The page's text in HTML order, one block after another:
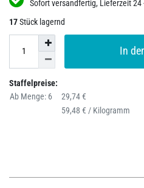
Sofort versandfertig, Lieferzeit 24
17Stück lagernd
In
Staffelpreise:
Ab Menge: 6
29,74 €
59,48 € / Kilogramm